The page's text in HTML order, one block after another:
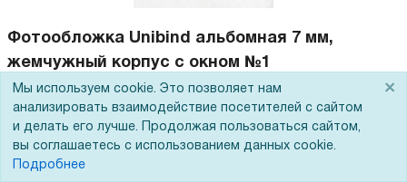
Фотообложка Unibind альбомная 7 мм,
жемчужный корпус с окном №1
Артикул:
Формат А4+
Толщина 7 мм
Мы используем cookie. Это позволяет нам
анализировать взаимодействие посетителей с сайтом
и делать его лучше. Продолжая пользоваться сайтом,
вы соглашаетесь с использованием данных cookie.
Подробнее
×